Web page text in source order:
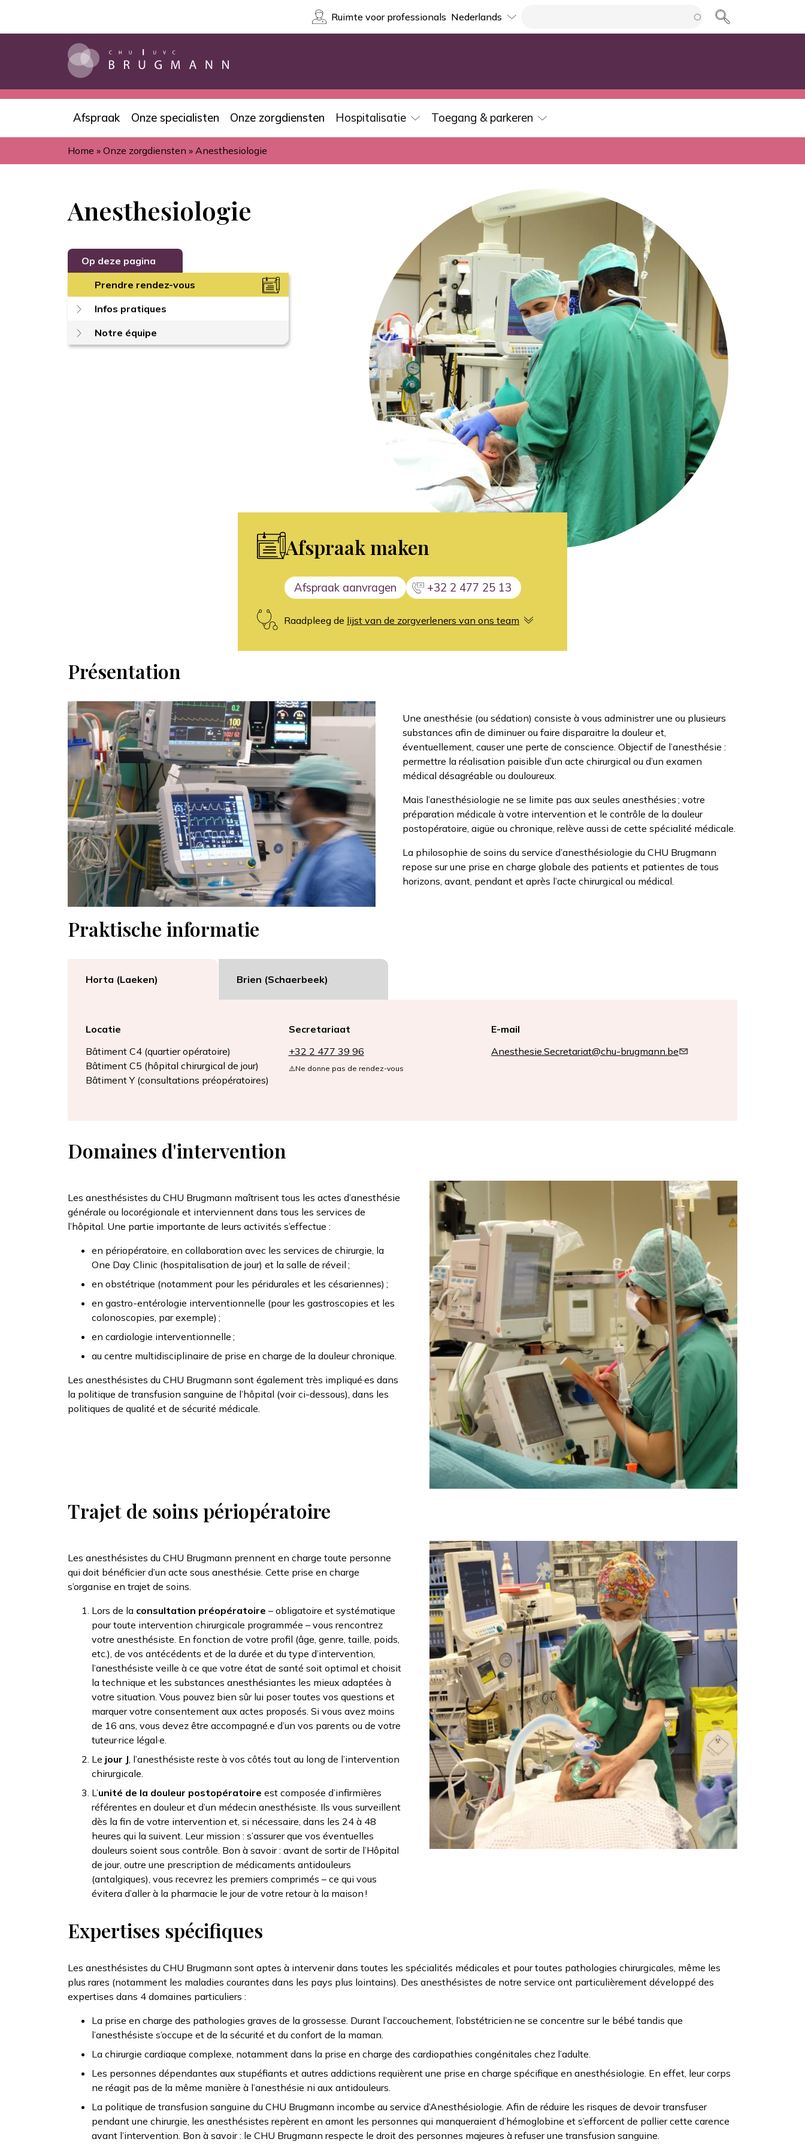
Ruimte voor professionals
Select
your
language
Navigation
principale
Afspraak Onze specialisten Onze zorgdiensten Hospitalisatie Toegang & parkeren
Kruimelpad
Home Onze zorgdiensten Anesthesiologie
Anesthesiologie
Op deze pagina
Prendre rendez-vous
Infos pratiques
Notre équipe
Afspraak maken
Afspraak aanvragen +32 2 477 25 13
Raadpleeg de lijst van de zorgverleners van ons team
Présentation
Afbeelding
Une anesthésie (ou sédation) consiste à vous administrer une ou plusieurs
substances afin de diminuer ou faire disparaitre la douleur et,
éventuellement, causer une perte de conscience. Objectif de l’anesthésie :
permettre la réalisation paisible d’un acte chirurgical ou d’un examen
médical désagréable ou douloureux.
Mais l’anesthésiologie ne se limite pas aux seules anesthésies ; votre
préparation médicale à votre intervention et le contrôle de la douleur
postopératoire, aigüe ou chronique, relève aussi de cette spécialité médicale.
La philosophie de soins du service d’anesthésiologie du CHU Brugmann
repose sur une prise en charge globale des patients et patientes de tous
horizons, avant, pendant et après l’acte chirurgical ou médical.
Praktische informatie
Horta (Laeken) Brien (Schaerbeek)
Locatie
Bâtiment C4 (quartier opératoire)
Bâtiment C5 (hôpital chirurgical de jour)
Bâtiment Y (consultations préopératoires)
Secretariaat
+32 2 477 39 96
⚠️Ne donne pas de rendez-vous
E-mail
Anesthesie.Secretariat@chu-brugmann.be
Domaines d'intervention
Les anesthésistes du CHU Brugmann maîtrisent tous les actes d’anesthésie
générale ou locorégionale et interviennent dans tous les services de
l’hôpital. Une partie importante de leurs activités s’effectue :
en périopératoire, en collaboration avec les services de chirurgie, la
One Day Clinic (hospitalisation de jour) et la salle de réveil ;
en obstétrique (notamment pour les péridurales et les césariennes) ;
en gastro-entérologie interventionnelle (pour les gastroscopies et les
colonoscopies, par exemple) ;
en cardiologie interventionnelle ;
au centre multidisciplinaire de prise en charge de la douleur chronique.
Les anesthésistes du CHU Brugmann sont également très impliqué·es dans
la politique de transfusion sanguine de l’hôpital (voir ci-dessous), dans les
politiques de qualité et de sécurité médicale.
Afbeelding
Trajet de soins périopératoire
Les anesthésistes du CHU Brugmann prennent en charge toute personne
qui doit bénéficier d’un acte sous anesthésie. Cette prise en charge
s’organise en trajet de soins.
Lors de la consultation préopératoire – obligatoire et systématique
pour toute intervention chirurgicale programmée – vous rencontrez
votre anesthésiste. En fonction de votre profil (âge, genre, taille, poids,
etc.), de vos antécédents et de la durée et du type d’intervention,
l’anesthésiste veille à ce que votre état de santé soit optimal et choisit
la technique et les substances anesthésiantes les mieux adaptées à
votre situation. Vous pouvez bien sûr lui poser toutes vos questions et
marquer votre consentement aux actes proposés. Si vous avez moins
de 16 ans, vous devez être accompagné.e d’un vos parents ou de votre
tuteur·rice légal·e.
Le jour J , l’anesthésiste reste à vos côtés tout au long de l’intervention
chirurgicale.
L’unité de la douleur postopératoire est composée d’infirmières
référentes en douleur et d’un médecin anesthésiste. Ils vous surveillent
dès la fin de votre intervention et, si nécessaire, dans les 24 à 48
heures qui la suivent. Leur mission : s’assurer que vos éventuelles
douleurs soient sous contrôle. Bon à savoir : avant de sortir de l’Hôpital
de jour, outre une prescription de médicaments antidouleurs
(antalgiques), vous recevrez les premiers comprimés – ce qui vous
évitera d’aller à la pharmacie le jour de votre retour à la maison !
Afbeelding
Expertises spécifiques
Les anesthésistes du CHU Brugmann sont aptes à intervenir dans toutes les spécialités médicales et pour toutes pathologies chirurgicales, même les
plus rares (notamment les maladies courantes dans les pays plus lointains). Des anesthésistes de notre service ont particulièrement développé des
expertises dans 4 domaines particuliers :
La prise en charge des pathologies graves de la grossesse. Durant l’accouchement, l’obstétricien·ne se concentre sur le bébé tandis que
l’anesthésiste s’occupe et de la sécurité et du confort de la maman.
La chirurgie cardiaque complexe, notamment dans la prise en charge des cardiopathies congénitales chez l’adulte.
Les personnes dépendantes aux stupéfiants et autres addictions requièrent une prise en charge spécifique en anesthésiologie. En effet, leur corps
ne réagit pas de la même manière à l’anesthésie ni aux antidouleurs.
La politique de transfusion sanguine du CHU Brugmann incombe au service d’Anesthésiologie. Afin de réduire les risques de devoir transfuser
pendant une chirurgie, les anesthésistes repèrent en amont les personnes qui manqueraient d’hémoglobine et s’efforcent de pallier cette carence
avant l’intervention. Bon à savoir : le CHU Brugmann respecte le droit des personnes majeures à refuser une transfusion sanguine.